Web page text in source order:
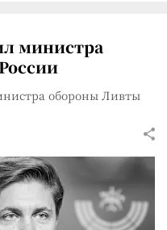
министра
обороны Ливты